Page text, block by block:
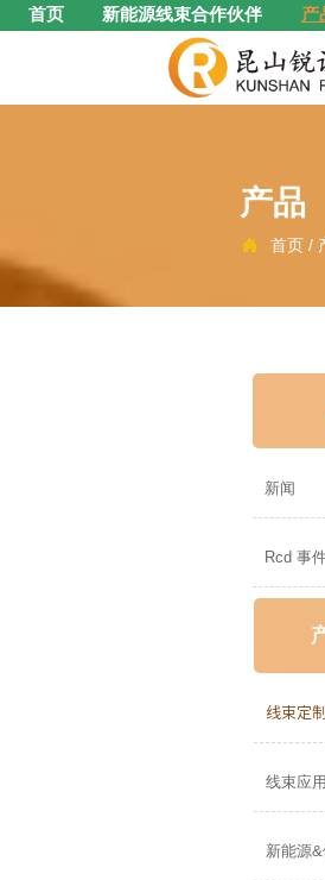
首页 新能源线束合作伙伴 产
产品
 首页 /
新闻
Rcd 事
线束定制
线束应
新能源